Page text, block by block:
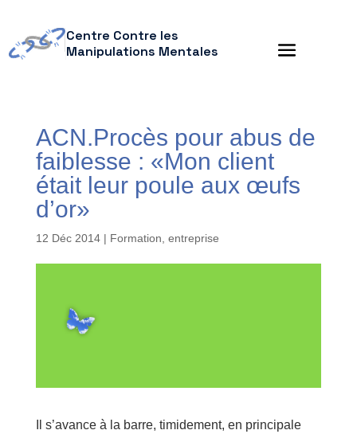
Centre Contre les
Manipulations Mentales
ACN.Procès pour abus de
faiblesse : «Mon client
était leur poule aux œufs
d’or»
12 Déc 2014| Formation, entreprise
Il s’avance à la barre, timidement, en principale